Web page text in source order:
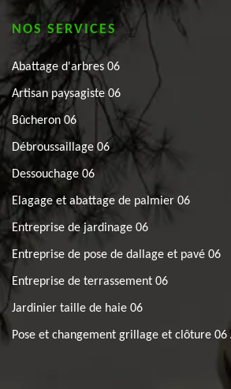
NOS SERVICES
Abattage d'arbres 06
Artisan paysagiste 06
Bûcheron 06
Débroussaillage 06
Dessouchage 06
Elagage et abattage de palmier 06
Entreprise de jardinage 06
Entreprise de pose de dallage et pavé 06
Entreprise de terrassement 06
Jardinier taille de haie 06
Pose et changement grillage et clôture